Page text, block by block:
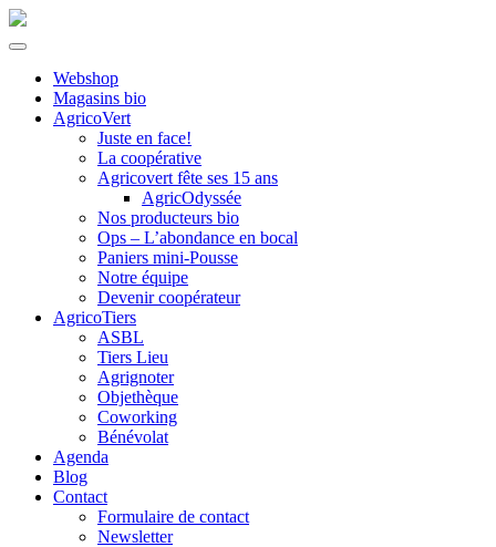
Webshop
Magasins bio
AgricoVert
Juste en face!
La coopérative
Agricovert fête ses 15 ans
AgricOdyssée
Nos producteurs bio
Ops – L’abondance en bocal
Paniers mini-Pousse
Notre équipe
Devenir coopérateur
AgricoTiers
ASBL
Tiers Lieu
Agrignoter
Objethèque
Coworking
Bénévolat
Agenda
Blog
Contact
Formulaire de contact
Newsletter